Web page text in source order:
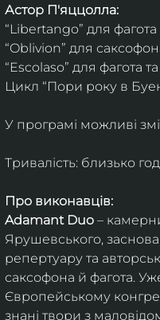
Астор П'яццолла:
“Libertango” для
“Oblivion” для
“Escolaso” для фагота
Цикл “Пори року в
У програмі можливі
Тривалість: близько
Про виконавців:
Adamant Duo –
Ярушевського,
репертуару та
саксофона й фагота.
Європейському
знані твори з